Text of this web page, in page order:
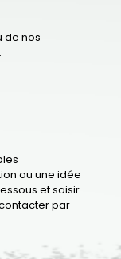
de nos
ou une idée
et saisir
par